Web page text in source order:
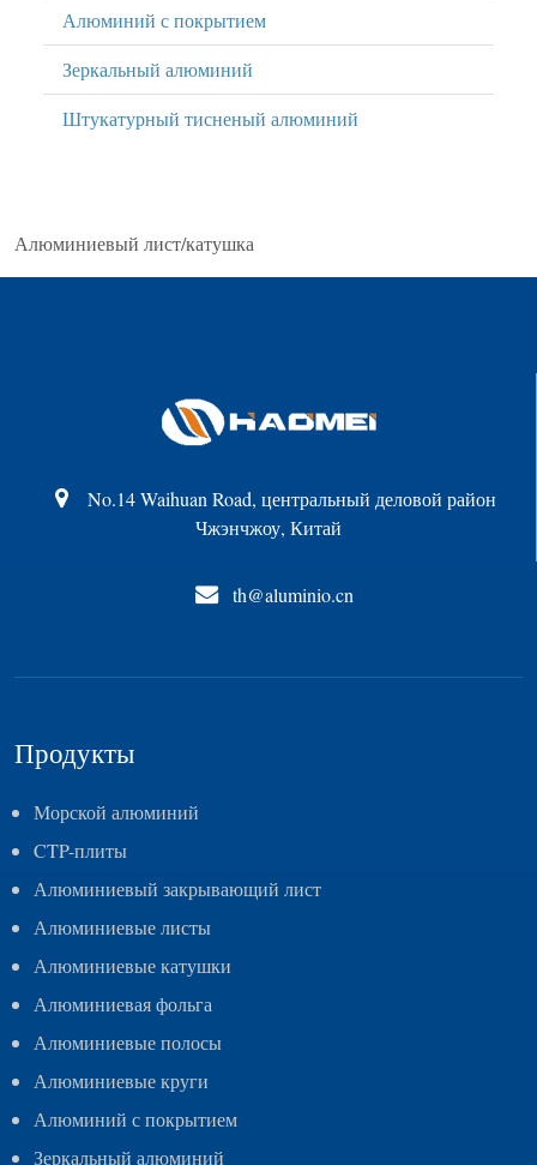
Алюминий с покрытием
Зеркальный алюминий
Штукатурный тисненый алюминий
Алюминиевый лист/катушка
No.14 Waihuan Road, центральный деловой район
Чжэнчжоу, Китай
th@aluminio.cn
Продукты
Морской алюминий
CTP-плиты
Алюминиевый закрывающий лист
Алюминиевые листы
Алюминиевые катушки
Алюминиевая фольга
Алюминиевые полосы
Алюминиевые круги
Алюминий с покрытием
Зеркальный алюминий